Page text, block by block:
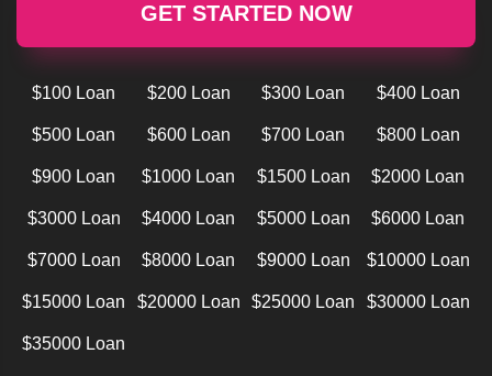
GET STARTED NOW
$100 Loan $200 Loan $300 Loan $400 Loan
$500 Loan $600 Loan $700 Loan $800 Loan
$900 Loan $1000 Loan $1500 Loan $2000 Loan
$3000 Loan $4000 Loan $5000 Loan $6000 Loan
$7000 Loan $8000 Loan $9000 Loan $10000 Loan
$15000 Loan $20000 Loan $25000 Loan $30000 Loan
$35000 Loan